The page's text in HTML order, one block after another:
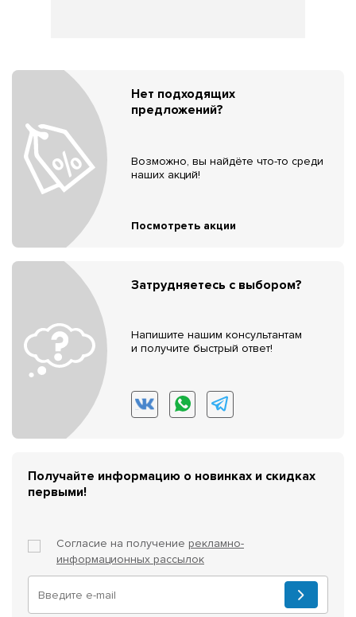
Нет подходящих
предложений?
Возможно, вы найдёте что-то среди
наших акций!
Посмотреть акции
Затрудняетесь с выбором?
Напишите нашим консультантам
и получите быстрый ответ!
Получайте информацию о новинках и скидках
первыми!
Согласие на получение рекламно-
информационных рассылок